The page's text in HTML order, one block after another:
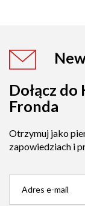
Dołącz
Fronda
Otrzymuj jako
zapowiedziach i